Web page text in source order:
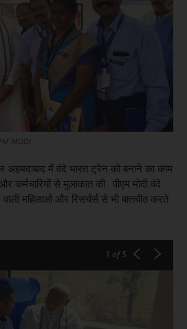
PM MODI
अहमदाबाद में वंदे भारत ट्रेन को बनाने का काम
कर्मचारियों से मुलाकात की . पीएम मोदी वंदे
महिलाओं और रिसर्चर्स से भी बातचीत करते
1 of 5